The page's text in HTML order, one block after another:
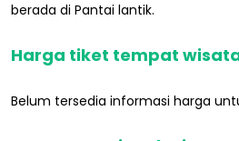
berada di Pantai lantik.
Harga tiket tempat
Belum tersedia informasi harga